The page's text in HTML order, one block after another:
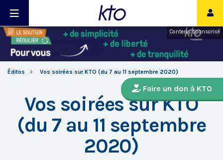
Contenu sponsorisé
Éditos Vos soirées sur KTO (du 7 au 11 septembre 2020)
Faire un don à KTO
Vos soirées sur KTO
(du 7 au 11 septembre
2020)